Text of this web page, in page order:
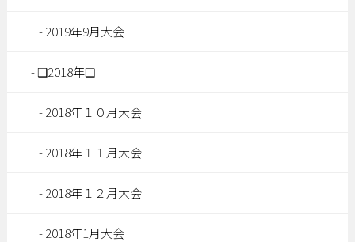
2019年9月大会
❑2018年❑
2018年１０月大会
2018年１１月大会
2018年１２月大会
2018年1月大会